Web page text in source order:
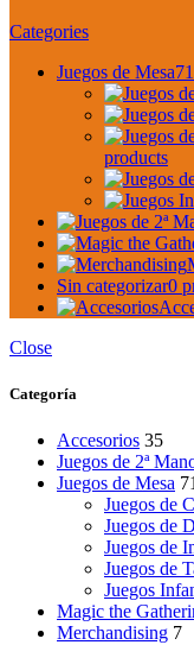
Categories
Juegos de Mesa
products
Sin categorizar0
Close
Categoría
Accesorios 35
Juegos de 2ª
Juegos de Mesa
Juegos de
Juegos de
Juegos de
Juegos de
Juegos
Magic the
Merchandising 7